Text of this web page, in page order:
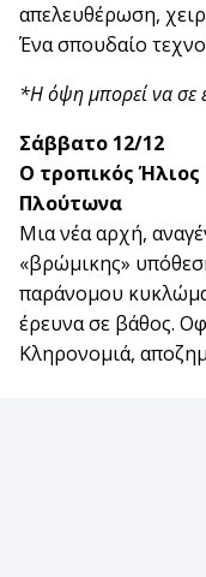
απελευθέρωση,
Ένα σπουδαίο
*Η όψη μπορεί να σε
Σάββατο 12/12
Ο τροπικός Ήλιος
Πλούτωνα
Μια νέα αρχή,
«βρώμικης»
παράνομου
έρευνα σε βάθος.
Κληρονομιά,